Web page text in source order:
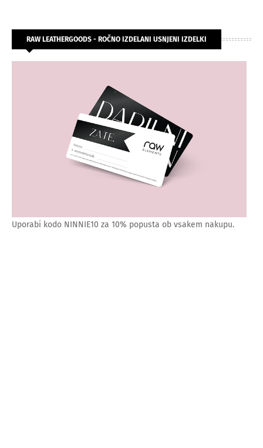
RAW LEATHERGOODS - ROČNO IZDELANI USNJENI IZDELKI
Uporabi kodo NINNIE10 za 10% popusta ob vsakem nakupu.